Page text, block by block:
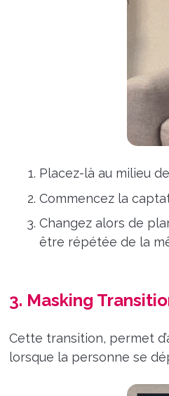
Placez-là au milieu
Commencez la
Changez alors de
être répétée de la
3. Masking
Cette transition, permet
lorsque la personne se